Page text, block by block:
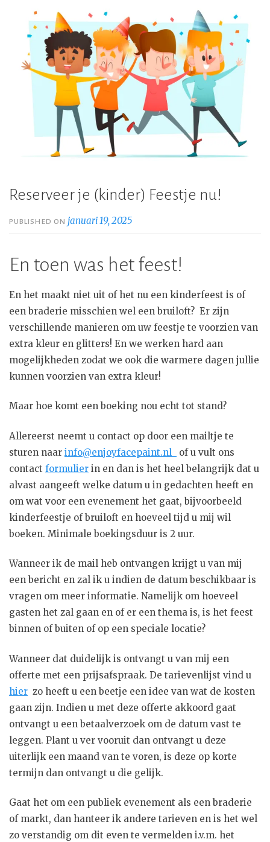
Reserveer je (kinder) Feestje nu!
PUBLISHED ON januari 19, 2025
En toen was het feest!
En het maakt niet uit of het nu een kinderfeest is of
een braderie misschien wel een bruiloft? Er zijn
verschillende manieren om uw feestje te voorzien van
extra kleur en glitters! En we werken hard aan
mogelijkheden zodat we ook die warmere dagen jullie
kunnen voorzien van extra kleur!
Maar hoe komt een boeking nou echt tot stand?
Allereerst neemt u contact op door een mailtje te
sturen naar info@enjoyfacepaint.nl
of u vult ons
contact formulier in en dan is het heel belangrijk dat u
alvast aangeeft welke datum u in gedachten heeft en
om wat voor een evenement het gaat, bijvoorbeeld
kinderfeestje of bruiloft en hoeveel tijd u mij wil
boeken. Minimale boekingsduur is 2 uur.
Wanneer ik de mail heb ontvangen krijgt u van mij
een bericht en zal ik u indien de datum beschikbaar is
vragen om meer informatie. Namelijk om hoeveel
gasten het zal gaan en of er een thema is, is het feest
binnen of buiten of op een speciale locatie?
Wanneer dat duidelijk is ontvangt u van mij een
offerte met een prijsafspraak. De tarievenlijst vind u
hier zo heeft u een beetje een idee van wat de kosten
gaan zijn. Indien u met deze offerte akkoord gaat
ontvangt u een betaalverzoek om de datum vast te
leggen. Plant u ver vooruit dan ontvangt u deze
uiterlijk een maand van te voren, is deze op korte
termijn dan ontvangt u die gelijk.
Gaat het om een publiek evenement als een braderie
of markt, dan hanteer ik andere tarieven en is het wel
zo verstandig om dit even te vermelden i.v.m. het